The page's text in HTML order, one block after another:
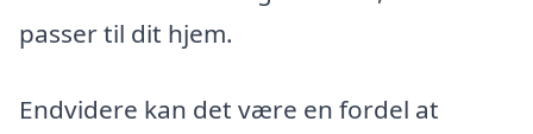
passer til dit hjem.
Endvidere kan det være en fordel at